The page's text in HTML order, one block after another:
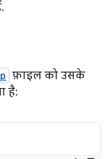
फ़ाइल को उसके
है: